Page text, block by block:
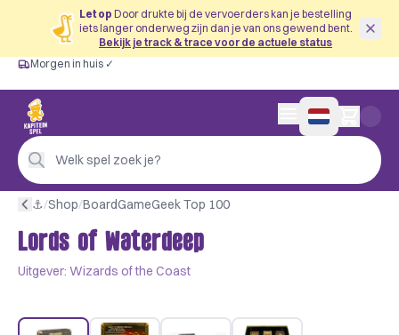
Let op Door drukte bij de vervoerders kan je bestelling
iets langer onderweg zijn dan je van ons gewend bent.
Bekijk je track & trace voor de actuele status
Gratis vanaf €60
Morgen in huis ✓
Persoonlijk advies
4,9/5 —
Morgen in huis ✓
Welk spel zoek je?
0 artikelen in
⚓︎/Shop/BoardGameGeek Top 100
Lords of Waterdeep
Uitgever: Wizards of the Coast